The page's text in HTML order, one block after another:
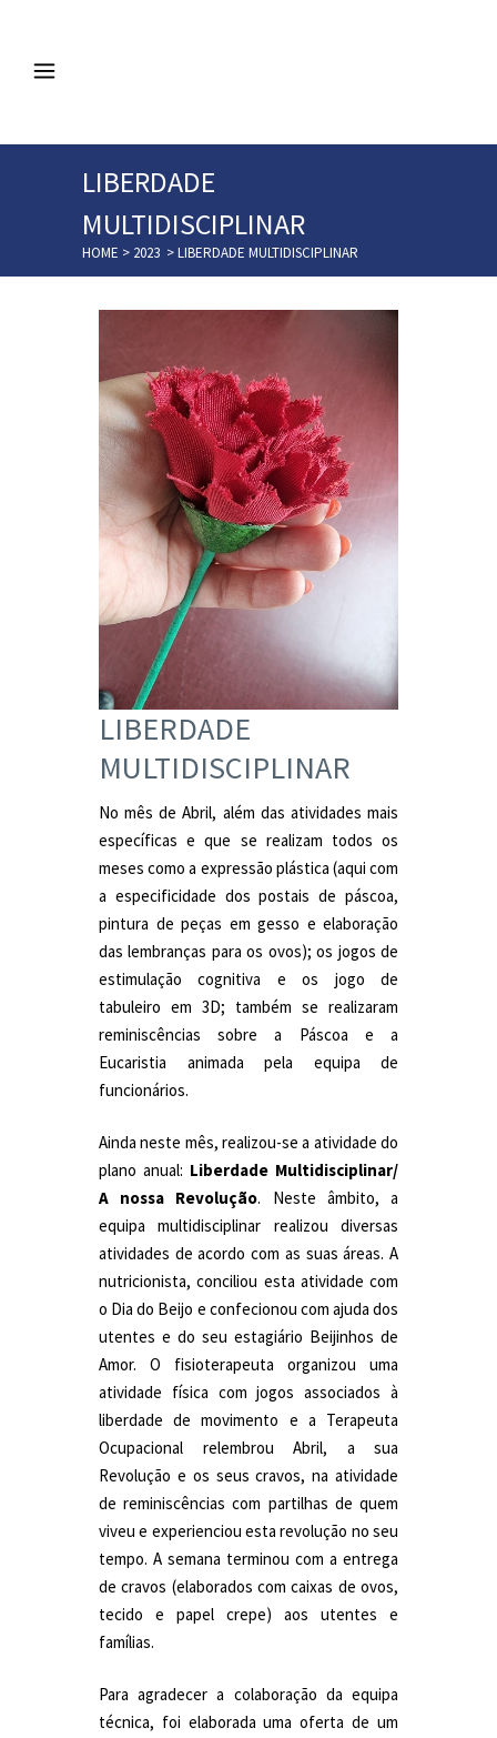
LIBERDADE
MULTIDISCIPLINAR
HOME > 2023 >LIBERDADE MULTIDISCIPLINAR
LIBERDADE
MULTIDISCIPLINAR
No mês de Abril, além das atividades mais
específicas e que se realizam todos os
meses como a expressão plástica (aqui com
a especificidade dos postais de páscoa,
pintura de peças em gesso e elaboração
das lembranças para os ovos); os jogos de
estimulação cognitiva e os jogo de
tabuleiro em 3D; também se realizaram
reminiscências sobre a Páscoa e a
Eucaristia animada pela equipa de
funcionários.
Ainda neste mês, realizou-se a atividade do
plano anual: Liberdade Multidisciplinar/
A nossa Revolução. Neste âmbito, a
equipa multidisciplinar realizou diversas
atividades de acordo com as suas áreas. A
nutricionista, conciliou esta atividade com
o Dia do Beijo e confecionou com ajuda dos
utentes e do seu estagiário Beijinhos de
Amor. O fisioterapeuta organizou uma
atividade física com jogos associados à
liberdade de movimento e a Terapeuta
Ocupacional relembrou Abril, a sua
Revolução e os seus cravos, na atividade
de reminiscências com partilhas de quem
viveu e experienciou esta revolução no seu
tempo. A semana terminou com a entrega
de cravos (elaborados com caixas de ovos,
tecido e papel crepe) aos utentes e
famílias.
Para agradecer a colaboração da equipa
técnica, foi elaborada uma oferta de um